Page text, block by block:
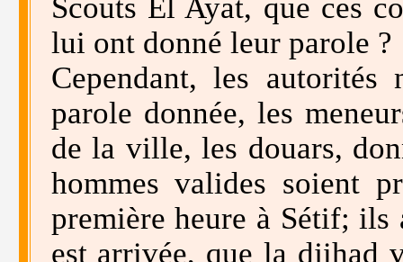
Scouts El Ayat, que ces
lui ont donné leur parole ?
Cependant, les autorités
parole donnée, les
de la ville, les douars,
hommes valides soient
première heure à Sétif; ils
est arrivée, que la djihad